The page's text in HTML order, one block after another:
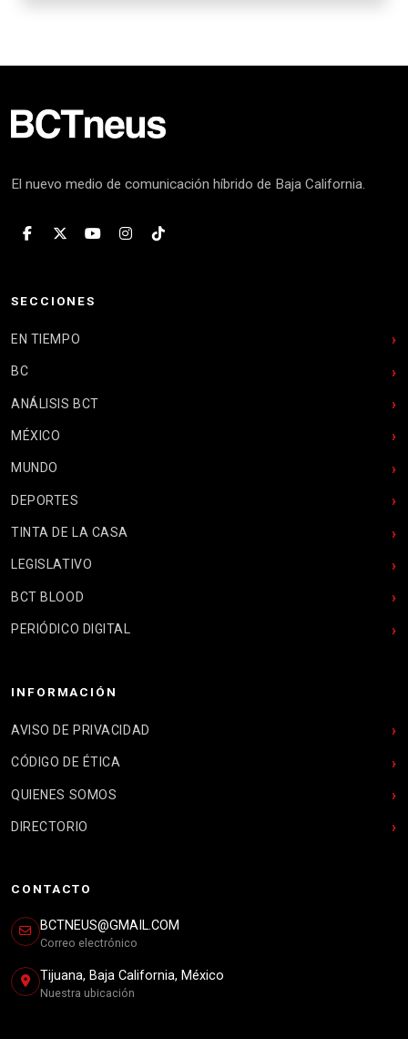
El nuevo medio de comunicación híbrido de Baja California.
SECCIONES
EN TIEMPO
BC
ANÁLISIS BCT
MÉXICO
MUNDO
DEPORTES
TINTA DE LA CASA
LEGISLATIVO
BCT BLOOD
PERIÓDICO DIGITAL
INFORMACIÓN
AVISO DE PRIVACIDAD
CÓDIGO DE ÉTICA
QUIENES SOMOS
DIRECTORIO
CONTACTO
BCTNEUS@GMAIL.COM
Correo electrónico
Tijuana, Baja California, México
Nuestra ubicación